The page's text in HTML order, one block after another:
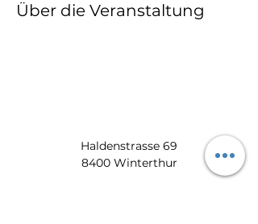
Über die Veranstaltung
Haldenstrasse 69
8400 Winterthur